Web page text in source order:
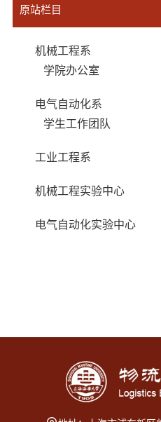
原站栏目
机械工程系
学院办公室
电气自动化系
学生工作团队
工业工程系
机械工程实验中心
电气自动化实验中心